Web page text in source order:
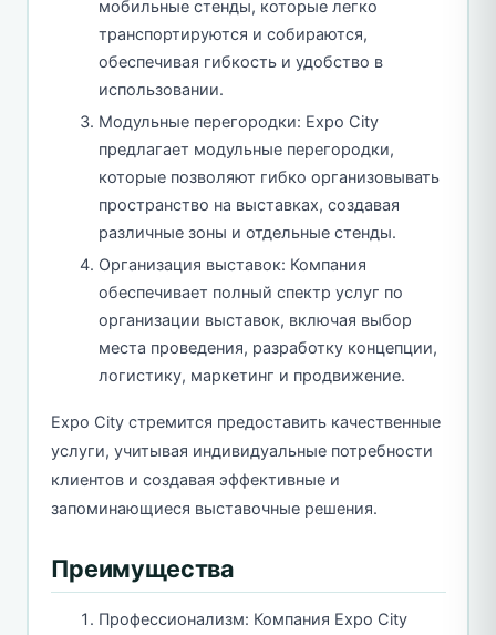
мобильные стенды, которые легко
транспортируются и собираются,
обеспечивая гибкость и удобство в
использовании.
Модульные перегородки: Expo City
предлагает модульные перегородки,
которые позволяют гибко организовывать
пространство на выставках, создавая
различные зоны и отдельные стенды.
Организация выставок: Компания
обеспечивает полный спектр услуг по
организации выставок, включая выбор
места проведения, разработку концепции,
логистику, маркетинг и продвижение.
Expo City стремится предоставить качественные
услуги, учитывая индивидуальные потребности
клиентов и создавая эффективные и
запоминающиеся выставочные решения.
Преимущества
Профессионализм: Компания Expo City